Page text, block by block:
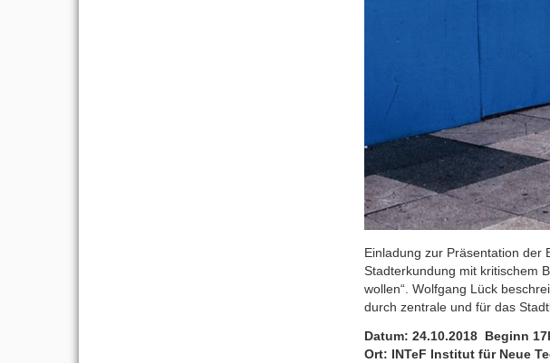
Einladung zur Präsentation der
Stadterkundung mit kritischem
wollen“. Wolfgang Lück
durch zentrale und für das
Datum: 24.10.2018 Beginn
Ort: INTeF Institut für Neue